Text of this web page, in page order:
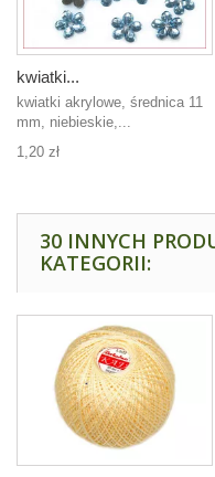
kwiatki...
kwiatki akrylowe, średnica 11
mm, niebieskie,...
1,20 zł
30 INNYCH
KATEGORII: